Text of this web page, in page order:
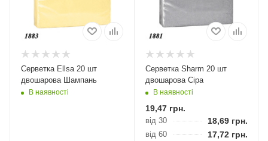
Серветка Ellsa 20 шт
двошарова Шампань
В наявності
Серветка Sharm 20 шт
двошарова Сіра
В наявності
19,47грн.
від 30 18,69грн.
від 60 17,72грн.